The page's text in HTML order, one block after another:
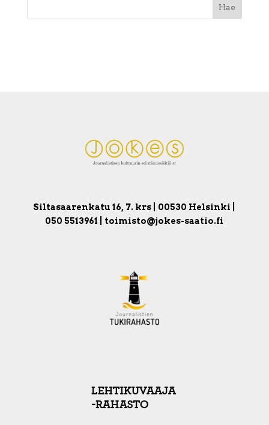
Siltasaarenkatu 16, 7. krs | 00530 Helsinki |
050 5513961 | toimisto@jokes-saatio.fi